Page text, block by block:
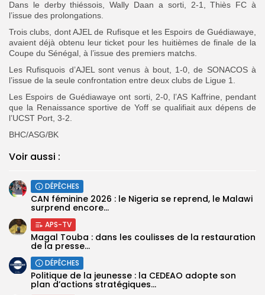
Dans le derby thiéssois, Wally Daan a sorti, 2-1, Thiès FC à
l’issue des prolongations.
Trois clubs, dont AJEL de Rufisque et les Espoirs de Guédiawaye,
avaient déjà obtenu leur ticket pour les huitièmes de finale de la
Coupe du Sénégal, à l’issue des premiers matchs.
Les Rufisquois d’AJEL sont venus à bout, 1-0, de SONACOS à
l’issue de la seule confrontation entre deux clubs de Ligue 1.
Les Espoirs de Guédiawaye ont sorti, 2-0, l’AS Kaffrine, pendant
que la Renaissance sportive de Yoff se qualifiait aux dépens de
l’UCST Port, 3-2.
BHC/ASG/BK
Voir aussi :
DÉPÊCHES
‎CAN féminine 2026 : le Nigeria se reprend, le Malawi
surprend encore...
APS-TV
Magal Touba : dans les coulisses de la restauration
de la presse...
DÉPÊCHES
Politique de la jeunesse : la CEDEAO adopte son
plan d’actions stratégiques...